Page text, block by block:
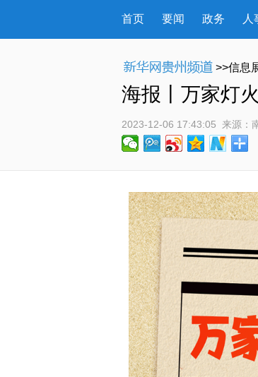
首页 要闻 政务 人
>>信息
海报丨万家灯
2023-12-06 17:43:05 来源：